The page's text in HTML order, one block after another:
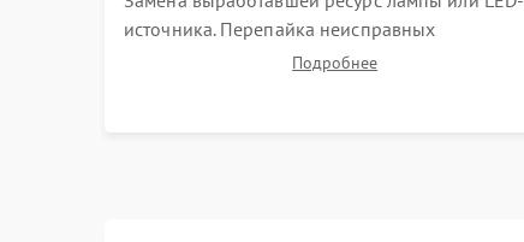
источника. Перепайка неисправных
компонентов на платах. Замена DMD-чипа при
Подробнее